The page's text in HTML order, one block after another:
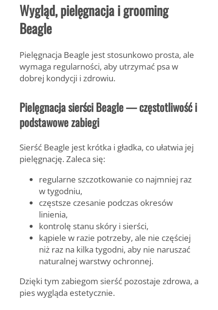
Wygląd, pielęgnacja i grooming
Beagle
Pielęgnacja Beagle jest stosunkowo prosta, ale
wymaga regularności, aby utrzymać psa w
dobrej kondycji i zdrowiu.
Pielęgnacja sierści Beagle — częstotliwość i
podstawowe zabiegi
Sierść Beagle jest krótka i gładka, co ułatwia jej
pielęgnację. Zaleca się:
regularne szczotkowanie co najmniej raz
w tygodniu,
częstsze czesanie podczas okresów
linienia,
kontrolę stanu skóry i sierści,
kąpiele w razie potrzeby, ale nie częściej
niż raz na kilka tygodni, aby nie naruszać
naturalnej warstwy ochronnej.
Dzięki tym zabiegom sierść pozostaje zdrowa, a
pies wygląda estetycznie.